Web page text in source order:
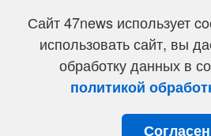
Сайт 47news использует
использовать сайт, вы
обработку данных в
политикой
Согласен
47 новостей (47 news)2005 — 2026 г.
Свидетельство о регистрации СМИ Эл
Федеральной службой по надзору в
информационных технологий и